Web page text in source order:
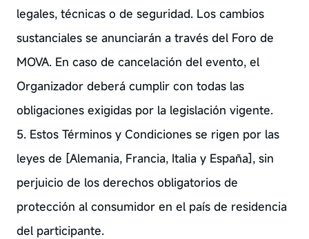
legales, técnicas o de seguridad. Los cambios
sustanciales se anunciarán a través del Foro de
MOVA. En caso de cancelación del evento, el
Organizador deberá cumplir con todas las
obligaciones exigidas por la legislación vigente.
5. Estos Términos y Condiciones se rigen por las
leyes de [Alemania, Francia, Italia y España], sin
perjuicio de los derechos obligatorios de
protección al consumidor en el país de residencia
del participante.